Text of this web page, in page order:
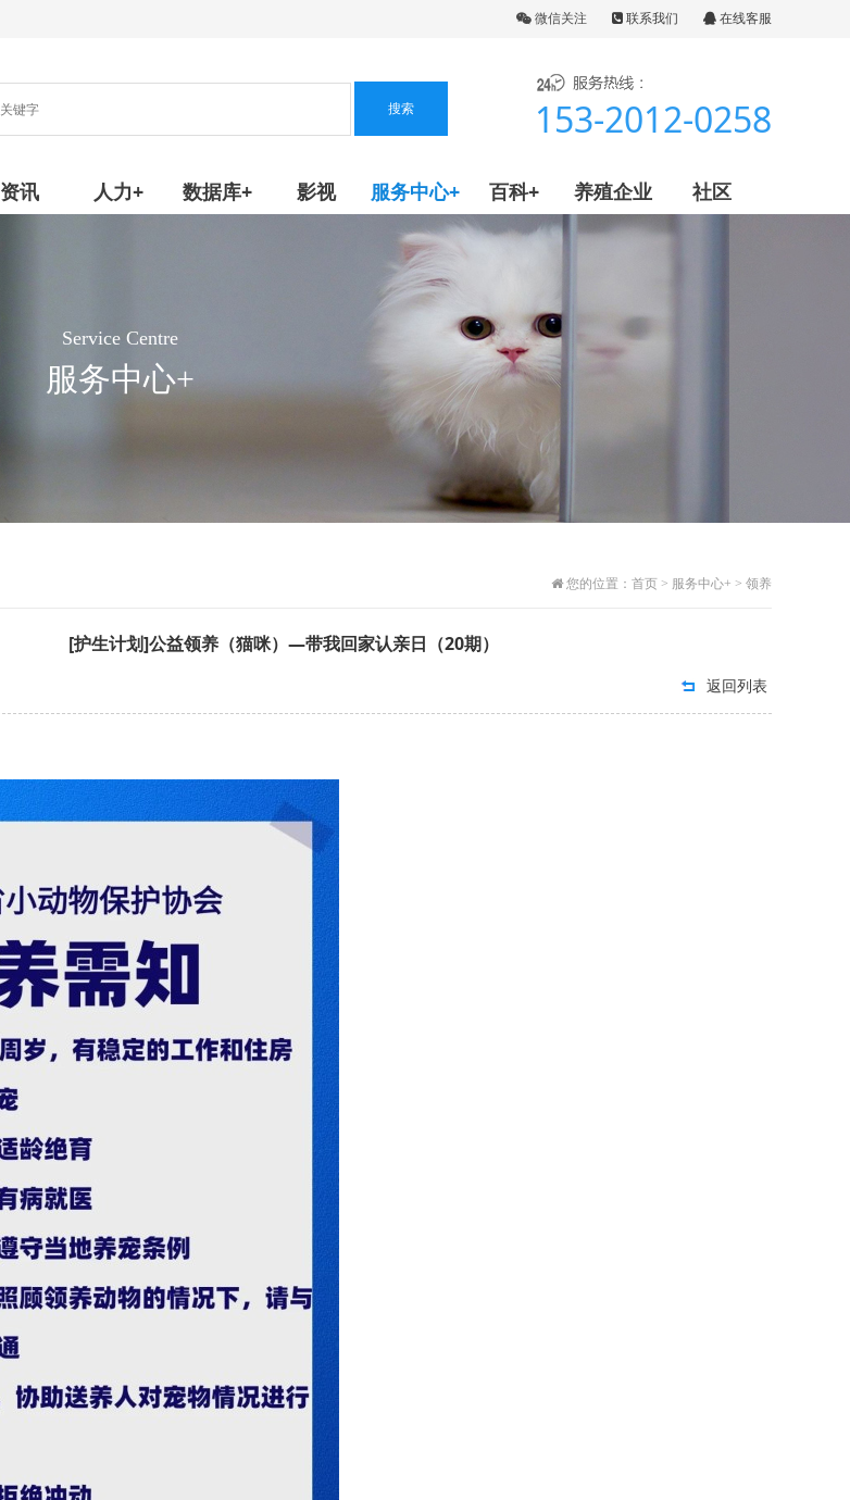
微信关注 联系我们 在线客服
153-2012-0258
资讯 人力+ 数据库+ 影视 服务中心+ 百科+ 养殖企业 社区
Service Centre
服务中心+
您的位置： 首页 > 服务中心+ > 领养
[护生计划]公益领养（猫咪）—带我回家认亲日（20期）
返回列表